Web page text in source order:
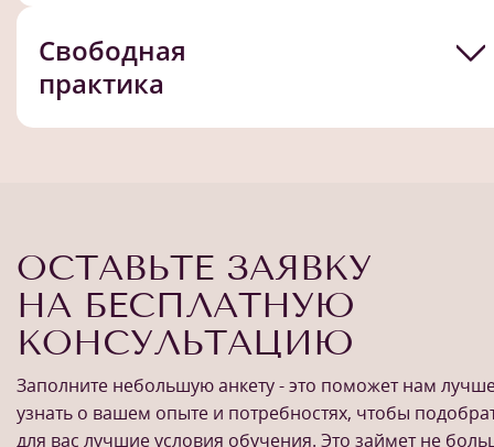
Свободная
практика
ОСТАВЬТЕ ЗАЯВКУ
НА БЕСПЛАТНУЮ
КОНСУЛЬТАЦИЮ
Заполните небольшую анкету - это поможет нам
узнать о вашем опыте и потребностях, чтобы
для вас лучшие условия обучения. Это займет не